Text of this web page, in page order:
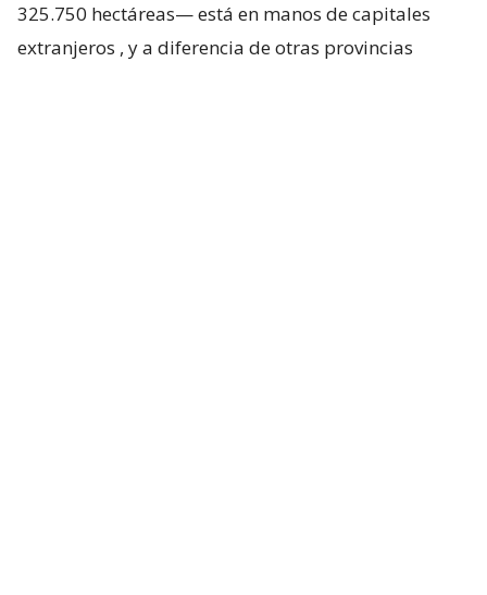
325.750 hectáreas— está en manos de capitales
extranjeros , y a diferencia de otras provincias